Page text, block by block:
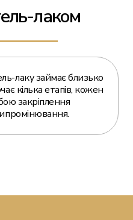
лаком
лаку займає близько
кілька етапів, кожен
закріплення